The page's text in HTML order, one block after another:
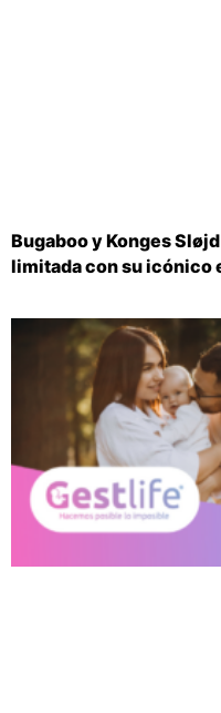
Bugaboo y Konges
limitada con su icónico